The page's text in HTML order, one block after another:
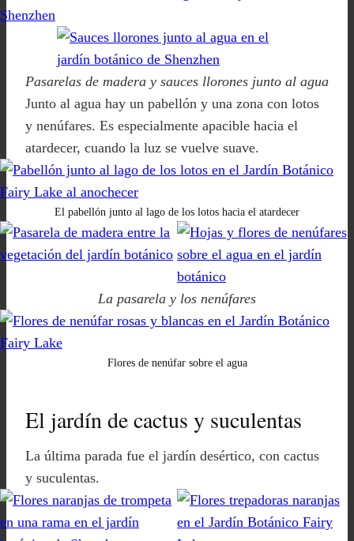
Pasarelas de madera y sauces llorones junto al agua
Junto al agua hay un pabellón y una zona con lotos
y nenúfares. Es especialmente apacible hacia el
atardecer, cuando la luz se vuelve suave.
El pabellón junto al lago de los lotos hacia el atardecer
La pasarela y los nenúfares
Flores de nenúfar sobre el agua
El jardín de cactus y suculentas
La última parada fue el jardín desértico, con cactus
y suculentas.